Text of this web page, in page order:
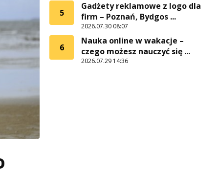
5
Gadżety reklamowe z logo dla
firm – Poznań, Bydgos ...
2026.07.30 08:07
6
Nauka online w wakacje –
czego możesz nauczyć się ...
2026.07.29 14:36